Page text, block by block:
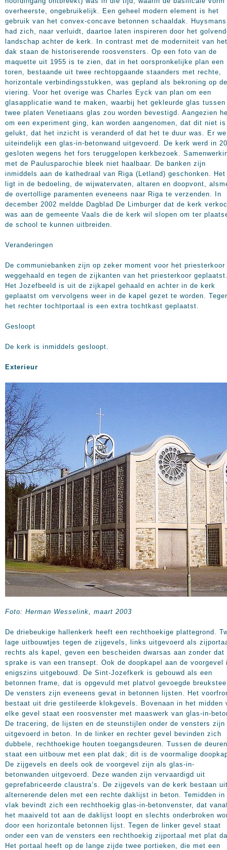
overheerste, ongebruikelijk. Een geheel modern element is het
gebruik van het convex-concave betonnen schaaldak. Huysmans
had zich, naar verluidt, daartoe laten inspireren door het
landschap achter de kerk. In contrast met de moderniteit van het
dak staan de historiserende roosvensters. Op een foto van de
maquette uit 1955 is te zien, dat in het oorspronkelijke plan een
toren, bestaande uit twee rechtopgaande staanders met rechte,
horizontale verbindingsstukken, was gepland als bekroning op de
viering. Voor het overige was Charles Eyck van plan om een
glasapplicatie wand te maken, waarbij het gekleurde glas tussen
twee platen Venetiaans glas zou worden bevestigd. Aangezien
om een experiment ging, kan worden aangenomen, dat dit niet is
gelukt, dat het inzicht is veranderd of dat het te duur was. Er
uiteindelijk een glas-in-betonwand uitgevoerd. De kerk werd in
gesloten wegens het fors teruggelopen kerkbezoek.
met de Paulusparochie bleek niet haalbaar. De banken zijn
inmiddels aan de kathedraal van Riga (Letland) geschonken. Het
ligt in de bedoeling, de wijwatervaten, altaren en doopvont,
de overtollige paramenten eveneens naar Riga te verzenden. In
december 2002 meldde Dagblad De Limburger dat de kerk
was aan de gemeente Vaals die de kerk wil slopen om ter
de school te kunnen uitbreiden.
Veranderingen
De communiebanken zijn op zeker moment voor het priesterkoor
weggehaald en tegen de zijkanten van het priesterkoor
Het Jozefbeeld is uit de zijkapel gehaald en achter in de kerk
geplaatst om vervolgens weer in de kapel gezet te worden.
het rechter tochtportaal is een extra tochtkast geplaatst.
Gesloopt
De kerk is inmiddels gesloopt.
Exterieur
Foto: Herman Wesselink, maart 2003
De driebeukige hallenkerk heeft een rechthoekige plattegrond.
lage uitbouwtjes tegen de zijgevels, links uitgevoerd als
rechts als kapel, geven een bescheiden dwarsas aan zonder dat
sprake is van een transept. Ook de doopkapel aan de voorgevel
enigszins uitgebouwd. De Sint-Jozefkerk is gebouwd als een
betonnen frame, dat is opgevuld met platvol gevoegde
De vensters zijn eveneens gevat in betonnen lijsten. Het
bestaat uit drie gestileerde klokgevels. Bovenaan in het midden
elke gevel staat een roosvenster met maaswerk van glas-in-
De tracering, de lijsten en de steunstijlen onder de vensters zijn
uitgevoerd in beton. In de linker en rechter gevel bevinden zich
dubbele, rechthoekige houten toegangsdeuren. Tussen de deuren
staat een uitbouw met een plat dak; dit is de voormalige
De zijgevels en deels ook de voorgevel zijn als glas-in-
betonwanden uitgevoerd. Deze wanden zijn vervaardigd uit
geprefabriceerde claustra’s. De zijgevels van de kerk bestaan
alternerende delen met een rechte daklijst in beton. Temidden in
vlak bevindt zich een rechthoekig glas-in-betonvenster, dat
het maaiveld tot aan de daklijst loopt en slechts onderbroken
door een horizontale betonnen lijst. Tegen de linker gevel staat
onder een van de vensters een rechthoekig zijportaal met plat
Het portaal heeft op de lange zijde twee portieken, die met een